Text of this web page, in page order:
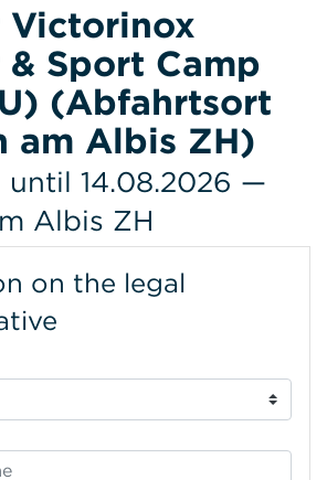
Victorinox
Sport Camp
(Abfahrtsort
am Albis ZH)
until 14.08.2026 —
Albis ZH
on the legal